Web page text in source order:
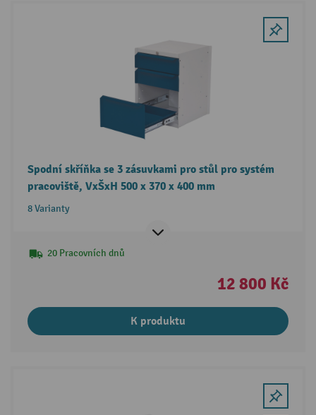
Spodní skříňka se 3 zásuvkami pro stůl pro systém
pracoviště, VxŠxH 500 x 370 x 400 mm
8 Varianty
20 Pracovních dnů
12 800 Kč
K produktu